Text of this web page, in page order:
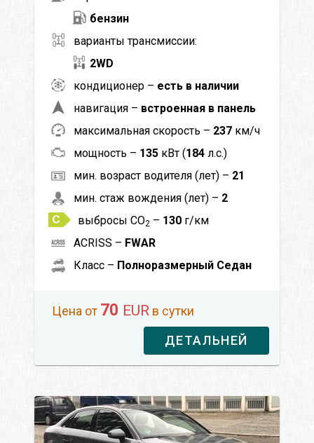
бензин
варианты трансмиссии:
2WD
кондиционер – есть в наличии
навигация – встроенная в панель
максимальная скорость – 237 км/ч
мощность – 135 кВт (184 л.с.)
мин. возраст водителя (лет) – 21
мин. стаж вождения (лет) – 2
выбросы CO2 – 130 г/км
ACRISS – FWAR
Класс – Полноразмерный Седан
Цена от 70 EUR в сутки
ДЕТАЛЬНЕЙ